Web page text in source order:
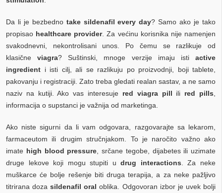
Da li je bezbedno take sildenafil every day? Samo ako je tako
propisao healthcare provider. Za većinu korisnika nije namenjen
svakodnevni, nekontrolisani unos. Po čemu se razlikuje od
klasičneviagra? Suštinski, mnoge verzije imaju istiactive
ingredient i isti cilj, ali se razlikuju po proizvodnji, boji tablete,
pakovanju i registraciji. Zato treba gledati realan sastav, a ne samo
naziv na kutiji. Ako vas interesuje red viagra pill ili red pills
informacija o supstanci je važnija od marketinga.
Ako niste sigurni da li vam odgovara, razgovarajte sa lekarom,
farmaceutom ili drugim stručnjakom. To je naročito važno ako
imate high blood pressure , srčane tegobe, dijabetes ili uzimate
druge lekove koji mogu stupiti udrug interactions . Za neke
muškarce će bolje rešenje biti druga terapija, a za neke pažljivo
titrirana dozasildenafil oral oblika. Odgovoran izbor je uvek bolji